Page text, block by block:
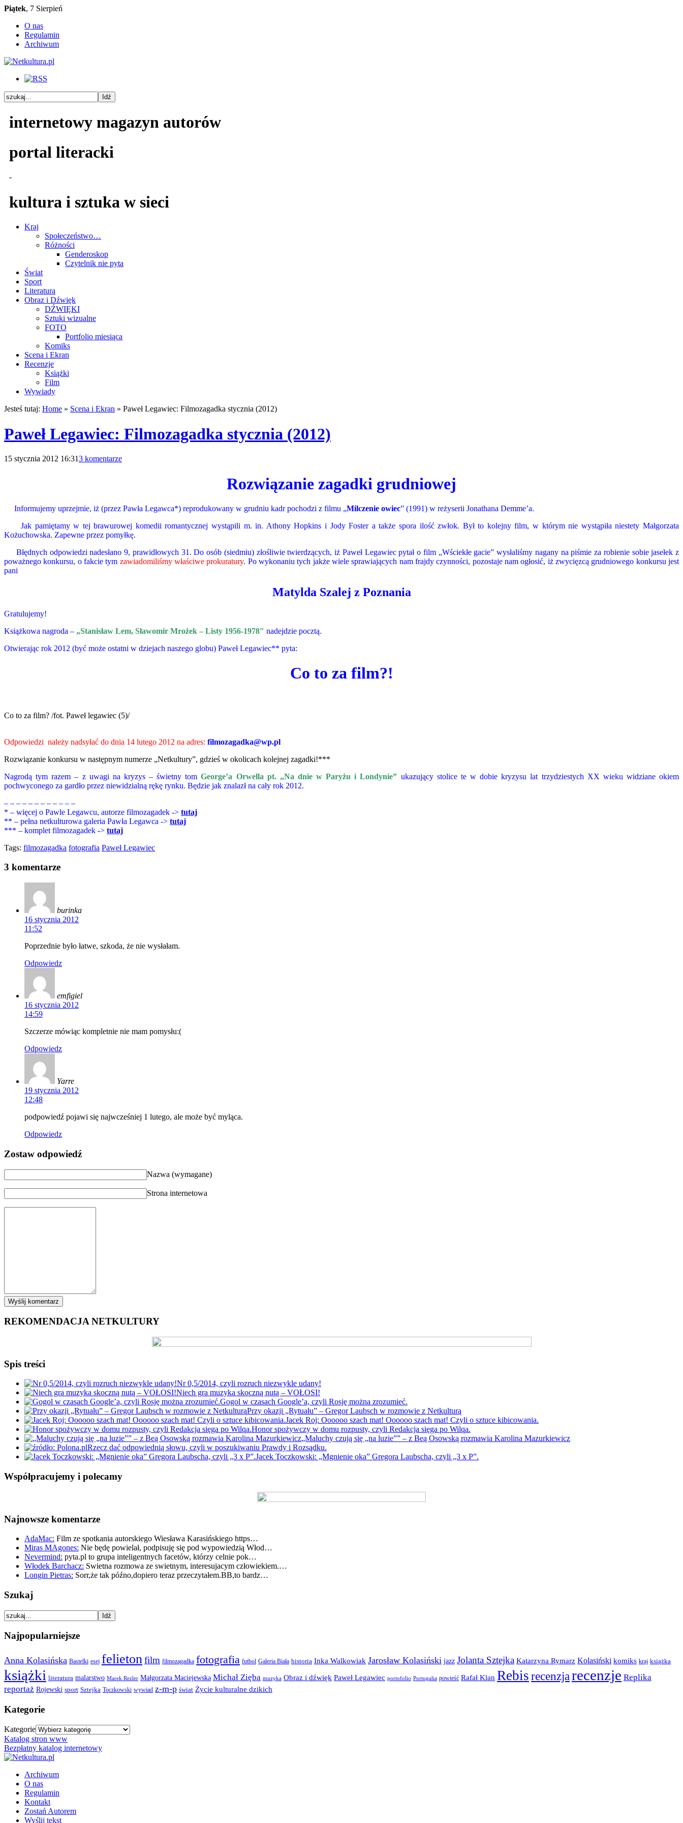
Piątek, 7 Sierpień
O nas
Regulamin
Archiwum
internetowy magazyn autorów
portal literacki
-
kultura i sztuka w sieci
Kraj
Społeczeństwo…
Różności
Genderoskop
Czytelnik nie pyta
Świat
Sport
Literatura
Obraz i Dźwięk
DŹWIĘKI
Sztuki wizualne
FOTO
Portfolio miesiąca
Komiks
Scena i Ekran
Recenzje
Książki
Film
Wywiady
Jesteś tutaj: Home » Scena i Ekran » Paweł Legawiec: Filmozagadka stycznia (2012)
Paweł Legawiec: Filmozagadka stycznia (2012)
15 stycznia 2012 16:313 komentarze
Rozwiązanie zagadki grudniowej
Informujemy uprzejmie, iż (przez Pawła Legawca*) reprodukowany w grudniu kadr pochodzi z filmu „Milczenie owiec” (1991) w reżyserii Jonathana Demme’a.
Jak pamiętamy w tej brawurowej komedii romantycznej wystąpili m. in. Athony Hopkins i Jody Foster a także spora ilość zwłok. Był to kolejny film, w którym nie wystąpiła niestety Małgorzata
Kożuchowska. Zapewne przez pomyłkę.
Błędnych odpowiedzi nadesłano 9, prawidłowych 31. Do osób (siedmiu) złośliwie twierdzących, iż Paweł Legawiec pytał o film „Wściekłe gacie” wysłaliśmy nagany na piśmie za robienie sobie jasełek z
poważnego konkursu, o fakcie tym zawiadomiliśmy właściwe prokuratury. Po wykonaniu tych jakże wiele sprawiających nam frajdy czynności, pozostaje nam ogłosić, iż zwycięzcą grudniowego konkursu jest
pani
Matylda Szalej z Poznania
Gratulujemy!
Książkowa nagroda – „Stanisław Lem, Sławomir Mrożek – Listy 1956-1978″ nadejdzie pocztą.
Otwierając rok 2012 (być może ostatni w dziejach naszego globu) Paweł Legawiec** pyta:
Co to za film?!
Co to za film? /fot. Paweł legawiec (5)/
Odpowiedzi należy nadsyłać do dnia 14 lutego 2012 na adres: filmozagadka@wp.pl
Rozwiązanie konkursu w następnym numerze „Netkultury”, gdzieś w okolicach kolejnej zagadki!***
Nagrodą tym razem – z uwagi na kryzys – świetny tomGeorge’a Orwella pt. „Na dnie w Paryżu i Londynie” ukazujący stolice te w dobie kryzysu lat trzydziestych XX wieku widziane okiem
pochwyconego za gardło przez niewidzialną rękę rynku. Będzie jak znalazł na cały rok 2012.
– – – – – – – – – – – –
* – więcej o Pawle Legawcu, autorze filmozagadek -> tutaj
** – pełna netkulturowa galeria Pawła Legawca -> tutaj
*** – komplet filmozagadek -> tutaj
Tags: filmozagadka fotografia Paweł Legawiec
3 komentarze
burinka
16 stycznia 2012
11:52
Poprzednie było łatwe, szkoda, że nie wysłałam.
Odpowiedz
emfigiel
16 stycznia 2012
14:59
Szczerze mówiąc kompletnie nie mam pomysłu:(
Odpowiedz
Yarre
19 stycznia 2012
12:48
podpowiedź pojawi się najwcześniej 1 lutego, ale może być myląca.
Odpowiedz
Zostaw odpowiedź
Nazwa (wymagane)
Strona internetowa
REKOMENDACJA NETKULTURY
Spis treści
Nr 0,5/2014, czyli rozruch niezwykle udany!
Niech gra muzyka skoczną nutą – VOŁOSI!
Gogol w czasach Google’a, czyli Rosję można zrozumieć.
Przy okazji „Rytuału” – Gregor Laubsch w rozmowie z Netkulturą
Jacek Roj: Oooooo szach mat! Oooooo szach mat! Czyli o sztuce kibicowania.
Honor spożywczy w domu rozpusty, czyli Redakcja sięga po Wilqa.
„Maluchy czują się „na luzie”” – z Beą Osowską rozmawia Karolina Mazurkiewicz
Rzecz dać odpowiednią słowu, czyli w poszukiwaniu Prawdy i Rozsądku.
Jacek Toczkowski: „Mgnienie oka” Gregora Laubscha, czyli „3 x P”.
Współpracujemy i polecamy
Najnowsze komentarze
AdaMac: Film ze spotkania autorskiego Wiesława Karasińskiego https…
Miras MAgones: Nie będę powielał, podpisuję się pod wypowiedzią Włod…
Nevermind: pyta.pl to grupa inteligentnych facetów, którzy celnie pok…
Włodek Barchacz: Swietna rozmowa ze swietnym, interesujacym człowiekiem.…
Longin Pietras: Sorr,że tak późno,dopiero teraz przeczytałem.BB,to bardz…
Szukaj
Najpopularniejsze
Anna Kolasińska Bastelki esej felietonfilm filmozagadka fotografia futbol Galeria Biała historia Inka Walkowiak Jarosław Kolasiński jazz Jolanta Sztejka Katarzyna Rymarz Kolasiński komiks kraj książka
książki literatura malarstwo Marek Rezler Małgorzata Maciejewska Michał Zięba muzyka Obraz i dźwięk Paweł Legawiec portofolio Portugalia powieść Rafał Klan Rebisrecenzjarecenzje Replika
reportaż Rojewski sport Sztejka Toczkowski wywiad z-m-p świat Życie kulturalne dzikich
Kategorie
Kategorie
Katalog stron www
Bezpłatny katalog internetowy
Archiwum
O nas
Regulamin
Kontakt
Zostań Autorem
Wyślij tekst